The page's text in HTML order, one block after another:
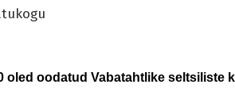
oled oodatud Vabatahtlike seltsiliste